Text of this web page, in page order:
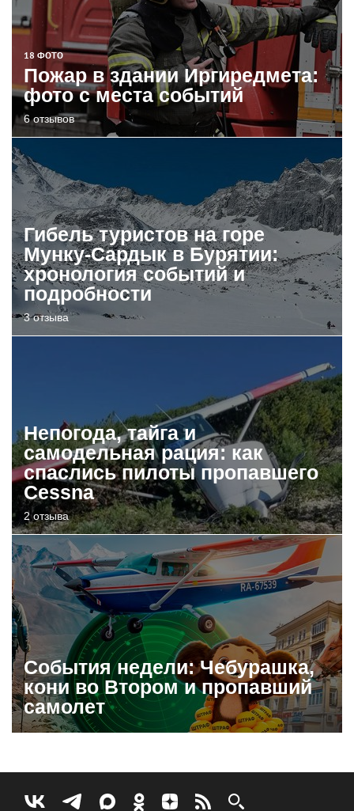
18 ФОТО
Пожар в здании Иргиредмета:
фото с места событий
6 отзывов
Гибель туристов на горе
Мунку-Сардык в Бурятии:
хронология событий и
подробности
3 отзыва
Непогода, тайга и
самодельная рация: как
спаслись пилоты пропавшего
Cessna
2 отзыва
События недели: Чебурашка,
кони во Втором и пропавший
самолет